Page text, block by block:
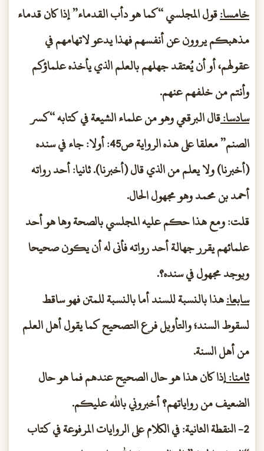
خامسا:قول المجلسي “كما هو دأب القدماء” إذا كان قدماء
مذهبكم يروون عن أنفسهم فهذا يدعو لاتهامهم في
عقولهم، أو أن يُعتقد جهلهم بالعلم الذي يأخذه علماؤكم
وأنتم من خلفهم عنهم.
سادسا:قال البرقعي وهو من علماء الشيعة في كتابه “كسر
الصنم” معلقا على هذه الرواية ص45: أولا: جاء في سنده
(أخبرنا) ولا يعلم من الذي قال (أخبرنا). ثانيا: أحد رواته
أحمد بن محمد وهو مجهول الحال.
قلت: ومع هذا حكم عليه المجلسي بالصحة وها هو أحد
علمائهم يقرر جهالة أحد رواته فأنى له أن يكون صحيحا
ويوجد مجهول في سنده؟.
سابعا:هذا بالنسبة للسند أما بالنسبة للمتن فهو ساقط
لسقوط السند؛ والتأويل فرع التصحيح كما يقول أهل العلم
من أهل السنة.
ثامنا:إذا كان هذا هو حال الصحيح عندهم فما هو حال
الضعيف من رواياتهم؟ أخبروني بالله عليكم.
2- النقطة الثانية: في الكلام على الروايات المرفوعة في كتاب